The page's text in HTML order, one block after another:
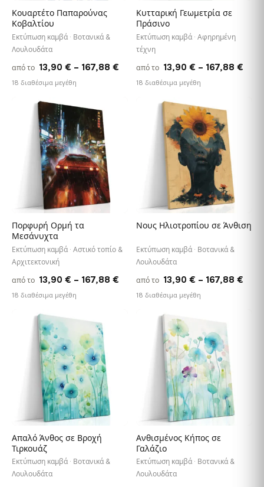
Κουαρτέτο Παπαρούνας
Κοβαλτίου
Εκτύπωση καμβά · Βοτανικά &
Λουλουδάτα
από το 13,90 € – 167,88 € Price
range:
18 διαθέσιμα μεγέθη
Κυτταρική Γεωμετρία σε
Πράσινο
Εκτύπωση καμβά · Αφηρημένη
τέχνη
από το 13,90 € – 167,88 €
18 διαθέσιμα μεγέθη
Πορφυρή Ορμή τα
Μεσάνυχτα
Εκτύπωση καμβά · Αστικό τοπίο &
Αρχιτεκτονική
από το 13,90 € – 167,88 € Price
range:
18 διαθέσιμα μεγέθη
Νους Ηλιοτροπίου σε Άνθιση
Εκτύπωση καμβά · Βοτανικά &
Λουλουδάτα
από το 13,90 € – 167,88 €
18 διαθέσιμα μεγέθη
Απαλό Άνθος σε Βροχή
Τιρκουάζ
Εκτύπωση καμβά · Βοτανικά &
Λουλουδάτα
Ανθισμένος Κήπος σε
Γαλάζιο
Εκτύπωση καμβά · Βοτανικά &
Λουλουδάτα